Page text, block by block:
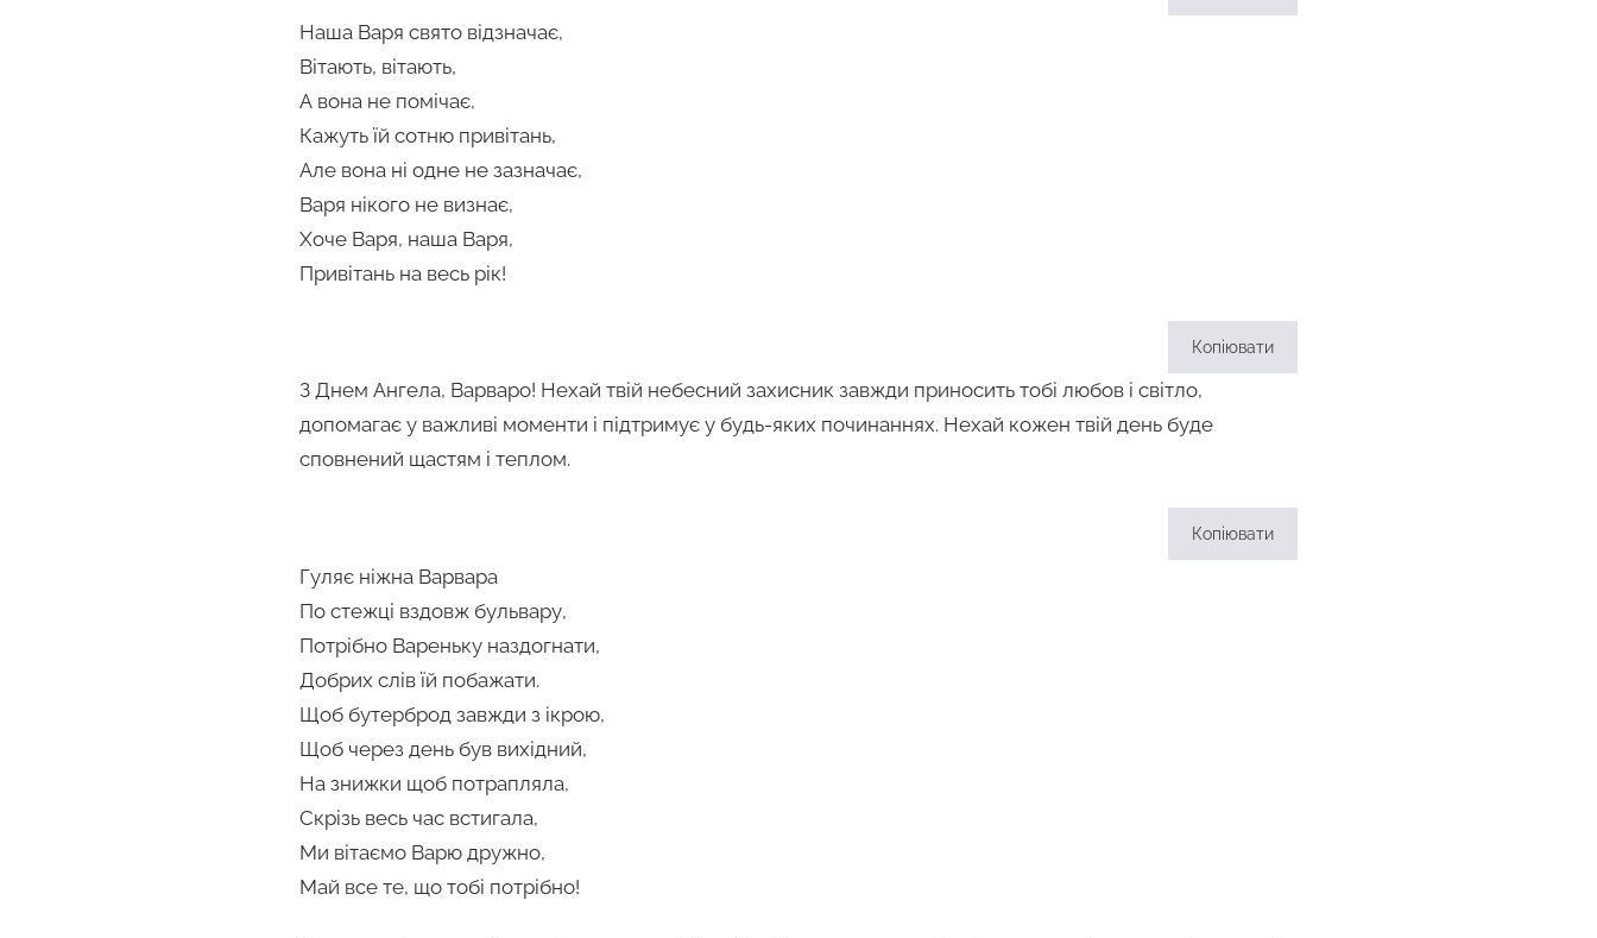
Наша Варя свято відзначає,
Вітають, вітають,
А вона не помічає,
Кажуть їй сотню привітань,
Але вона ні одне не зазначає,
Варя нікого не визнає,
Хоче Варя, наша Варя,
Привітань на весь рік!
Копіювати
З Днем Ангела, Варваро! Нехай твій небесний захисник завжди приносить тобі любов і світло,
допомагає у важливі моменти і підтримує у будь-яких починаннях. Нехай кожен твій день буде
сповнений щастям і теплом.
Копіювати
Гуляє ніжна Варвара
По стежці вздовж бульвару,
Потрібно Вареньку наздогнати,
Добрих слів їй побажати.
Щоб бутерброд завжди з ікрою,
Щоб через день був вихідний,
На знижки щоб потрапляла,
Скрізь весь час встигала,
Ми вітаємо Варю дружно,
Май все те, що тобі потрібно!